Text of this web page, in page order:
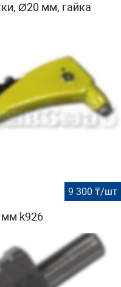
Ø20 мм, гайка
9 300 ₸/шт
мм k926